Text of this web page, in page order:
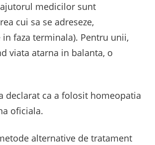
medicilor sunt
cui sa se adreseze,
faza terminala). Pentru unii,
viata atarna in balanta, o
declarat ca a folosit homeopatia
oficiala.
alternative de tratament